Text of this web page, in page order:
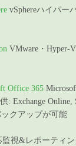
vSphereハイパー
VMware・Hyper-
Office 365
Exchange Online,
ックアップが可能
視&レポーティン